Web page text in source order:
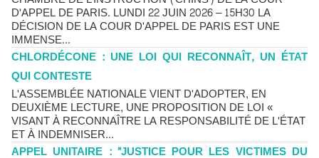
D'APPEL DE PARIS. LUNDI 22 JUIN 2026 – 15H30 LA
DÉCISION DE LA COUR D'APPEL DE PARIS EST UNE
IMMENSE...
CHLORDÉCONE : UNE LOI QUI RECONNAÎT, UN ÉTAT
QUI CONTESTE
L'ASSEMBLÉE NATIONALE VIENT D'ADOPTER, EN
DEUXIÈME LECTURE, UNE PROPOSITION DE LOI «
VISANT À RECONNAÎTRE LA RESPONSABILITÉ DE L'ÉTAT
ET À INDEMNISER...
APPEL UNITAIRE : "JUSTICE POUR LES VICTIMES DU